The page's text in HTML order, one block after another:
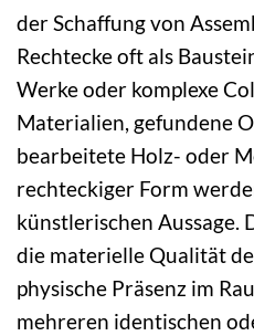
der Schaffung von
Rechtecke oft als
Werke oder komplexe
Materialien, gefundene
bearbeitete Holz- oder
rechteckiger Form
künstlerischen Aussage.
die materielle Qualität
physische Präsenz im
mehreren identischen